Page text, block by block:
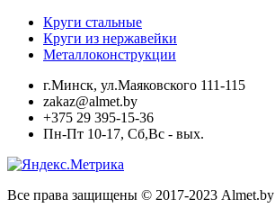
Круги стальные
Круги из нержавейки
Металлоконструкции
г.Минск, ул.Маяковского 111-115
zakaz@almet.by
+375 29 395-15-36
Пн-Пт 10-17, Сб,Вс - вых.
Все права защищены © 2017-2023 Almet.by